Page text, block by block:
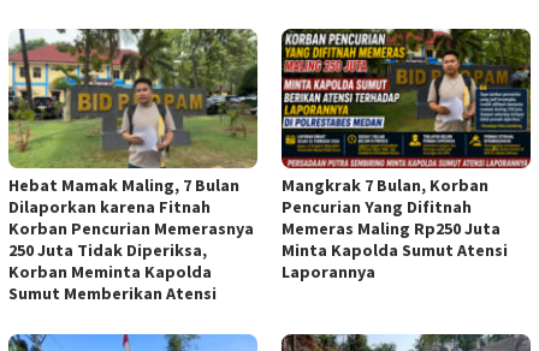
Hebat Mamak Maling, 7 Bulan
Dilaporkan karena Fitnah
Korban Pencurian Memerasnya
250 Juta Tidak Diperiksa,
Korban Meminta Kapolda
Sumut Memberikan Atensi
Mangkrak 7 Bulan, Korban
Pencurian Yang Difitnah
Memeras Maling Rp250 Juta
Minta Kapolda Sumut Atensi
Laporannya